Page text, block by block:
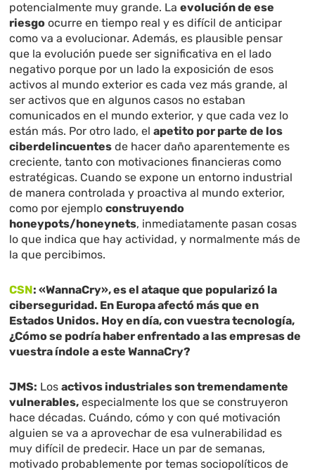
potencialmente muy grande. Laevolución de ese
riesgo ocurre en tiempo real y es difícil de anticipar
como va a evolucionar. Además, es plausible pensar
que la evolución puede ser significativa en el lado
negativo porque por un lado la exposición de esos
activos al mundo exterior es cada vez más grande, al
ser activos que en algunos casos no estaban
comunicados en el mundo exterior, y que cada vez lo
están más. Por otro lado, elapetito por parte de los
ciberdelincuentes de hacer daño aparentemente es
creciente, tanto con motivaciones financieras como
estratégicas. Cuando se expone un entorno industrial
de manera controlada y proactiva al mundo exterior,
como por ejemploconstruyendo
honeypots/honeynets, inmediatamente pasan cosas
lo que indica que hay actividad, y normalmente más de
la que percibimos.
CSN: «WannaCry», es el ataque que popularizó la
ciberseguridad. En Europa afectó más que en
Estados Unidos. Hoy en día, con vuestra tecnología,
¿Cómo se podría haber enfrentado a las empresas de
vuestra índole a este WannaCry?
JMS: Losactivos industriales son tremendamente
vulnerables, especialmente los que se construyeron
hace décadas. Cuándo, cómo y con qué motivación
alguien se va a aprovechar de esa vulnerabilidad es
muy difícil de predecir. Hace un par de semanas,
motivado probablemente por temas sociopolíticos de